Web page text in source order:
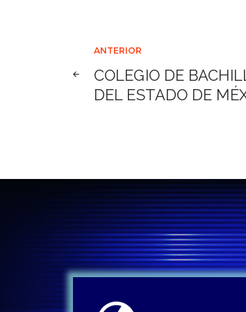
de
ANTERIOR
COLEGIO DE
DEL ESTADO DE